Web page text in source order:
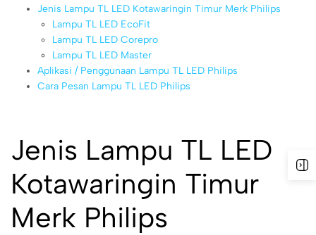
Jenis Lampu TL LED Kotawaringin Timur Merk Philips
Lampu TL LED EcoFit
Lampu TL LED Corepro
Lampu TL LED Master
Aplikasi / Penggunaan Lampu TL LED Philips
Cara Pesan Lampu TL LED Philips
Jenis Lampu TL LED
Kotawaringin Timur
Merk Philips